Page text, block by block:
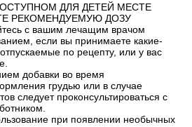
ДЛЯ ДЕТЕЙ МЕСТЕ
РЕКОМЕНДУЕМУЮ ДОЗУ
с вашим лечащим врачом
если вы принимаете какие-
по рецепту, или у вас
добавки во время
грудью или в случае
следует проконсультироваться с
при появлении необычных